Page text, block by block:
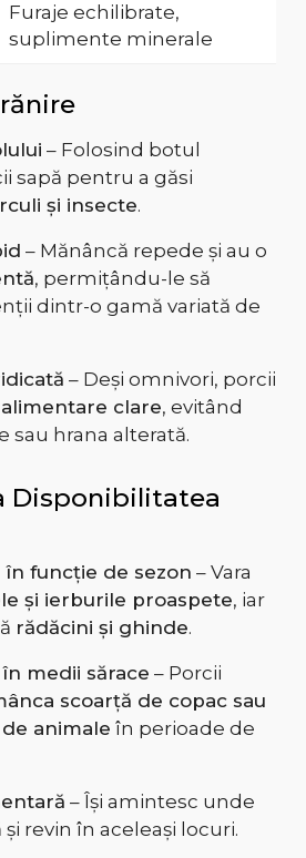
Furaje echilibrate,
suplimente minerale
– Folosind botul
sapă pentru a găsi
și insecte.
– Mănâncă repede și au o
, permițându-le să
dintr-o gamă variată de
– Deși omnivori, porcii
clare, evitând
sau hrana alterată.
Disponibilitatea
în funcție de sezon – Vara
și ierburile proaspete, iar
rădăcini și ghinde.
medii sărace – Porcii
scoarță de copac sau
animale în perioade de
– Își amintesc unde
revin în aceleași locuri.